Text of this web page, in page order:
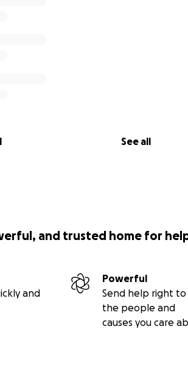
See all
and trusted home for
and
Powerful
Send help right to
the people and
causes you care